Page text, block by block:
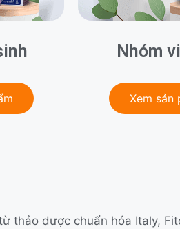
Nhóm
Xem sản
thảo dược chuẩn hóa Italy,